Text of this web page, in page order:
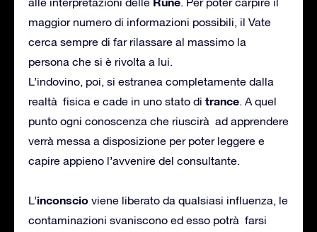
maggior numero di informazioni possibili, il Vate
cerca sempre di far rilassare al massimo la
persona che si è rivolta a lui.
L’indovino, poi, si estranea completamente dalla
realtà fisica e cade in uno stato di trance. A quel
punto ogni conoscenza che riuscirà ad apprendere
verrà messa a disposizione per poter leggere e
capire appieno l’avvenire del consultante.
L’inconscio viene liberato da qualsiasi influenza, le
contaminazioni svaniscono ed esso potrà farsi